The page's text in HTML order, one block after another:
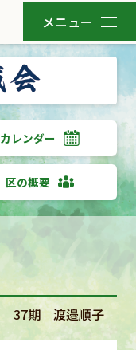
カレンダー
区の概要
37期 渡邉順子